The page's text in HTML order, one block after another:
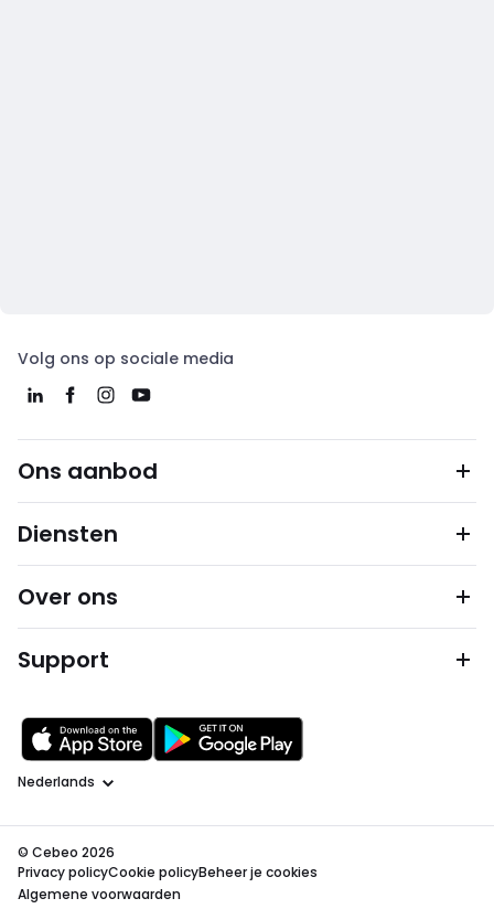
Volg ons op sociale media
Ons aanbod
Diensten
Over ons
Support
Taal
© Cebeo 2026
Privacy policyCookie policyBeheer je cookies
Algemene voorwaarden